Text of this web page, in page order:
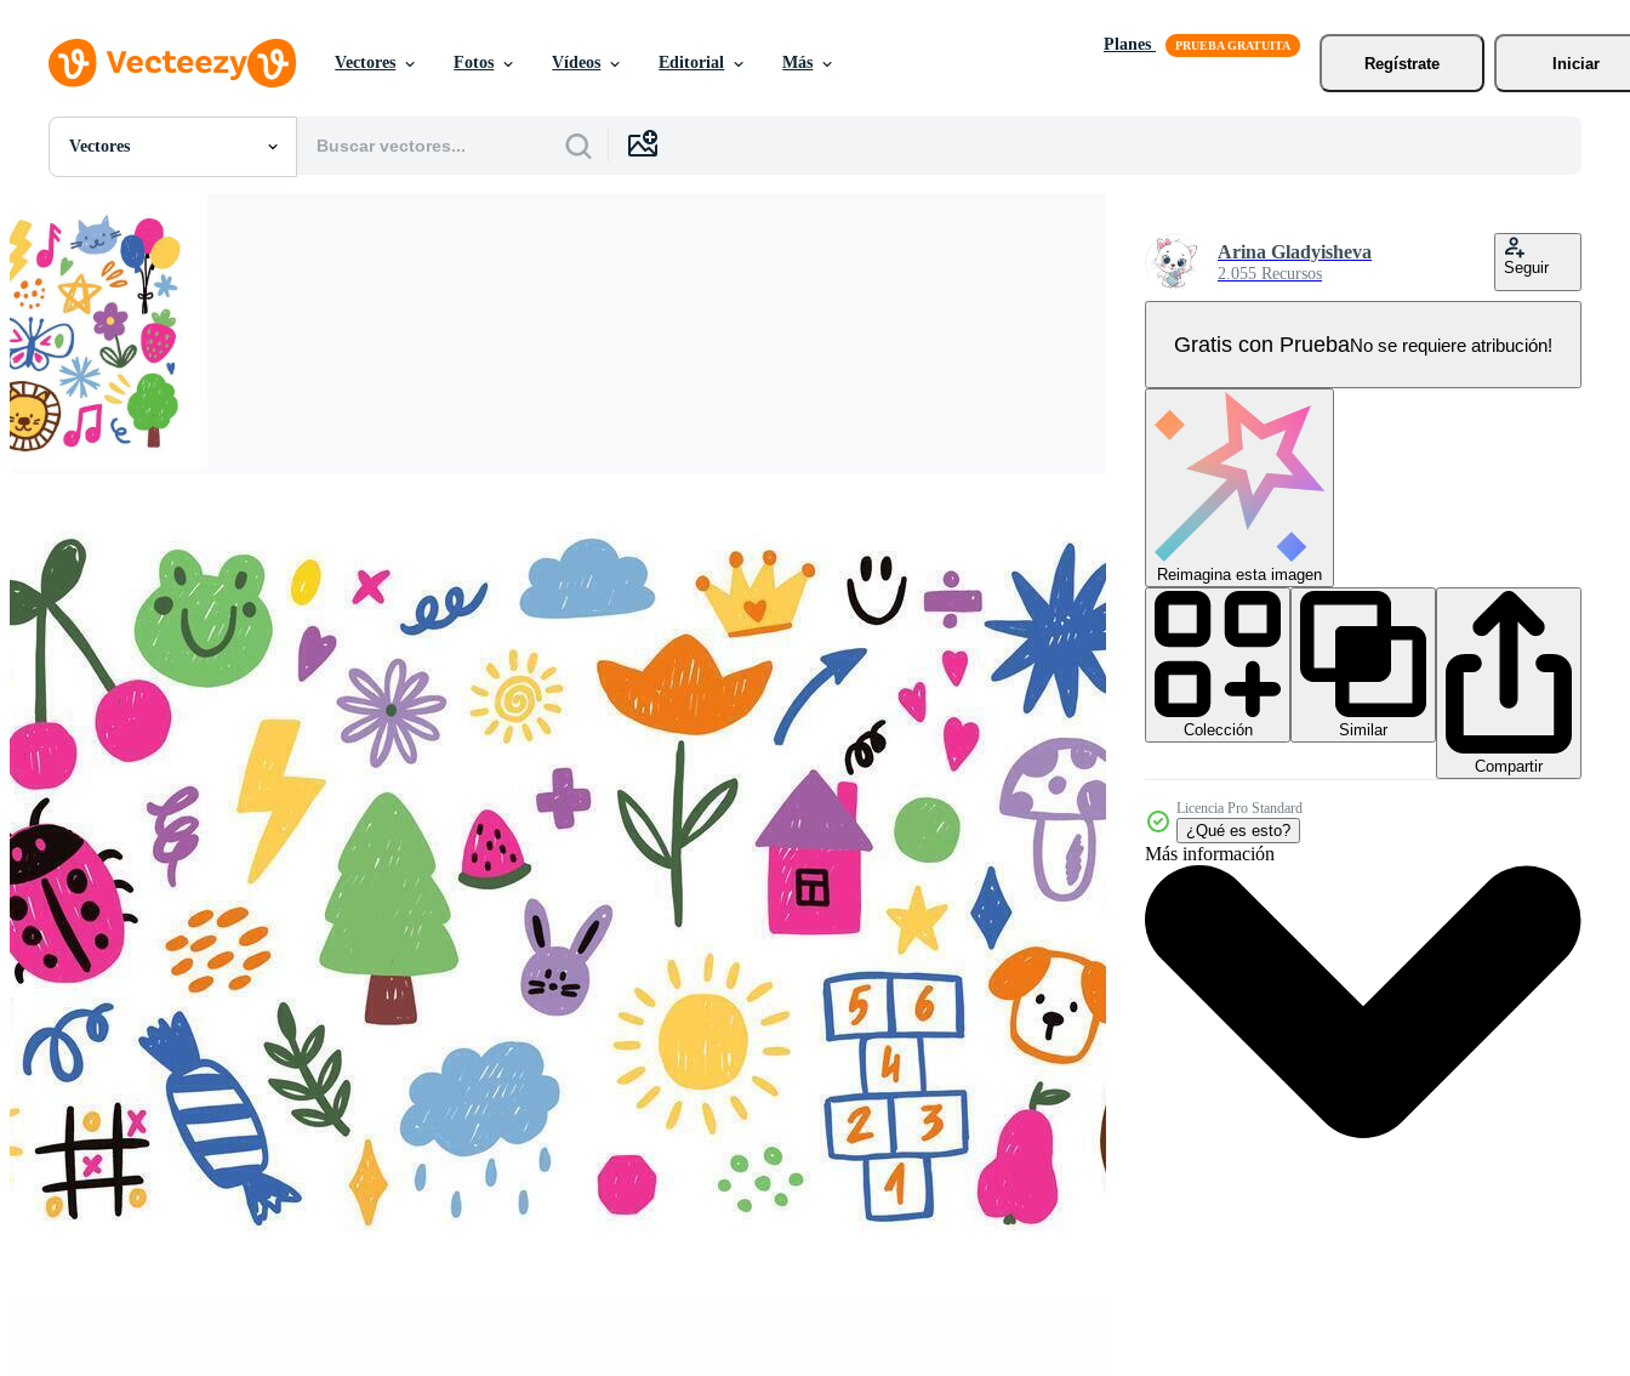
Vectores Fotos Vídeos Editorial Más
Planes
Regístrate
Iniciar
Vectores
Todas Imágenes
PNGs
PSDs
SVGs
Plantillas
Vectores
Videos
Gráficos en Movimiento
Imágenes Editoriales
Eventos Editoriales
Arina Gladyisheva
2.055 Recursos Seguir
Gratis con PruebaNo se requiere atribución!
Reimagina esta imagen
Colección
Similar
Compartir
Licencia Pro Standard
¿Qué es esto?
Más información